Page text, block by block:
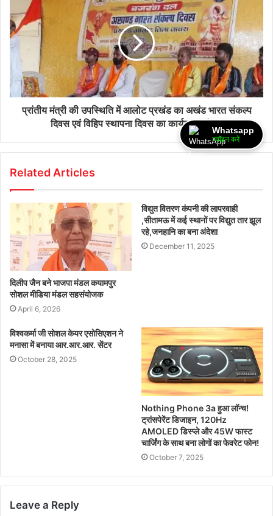
प्रांतीय मंत्री की उपस्थिति में आलोट प्रखंड का अखंड भारत संकल्प
दिवस एवं विहिप स्थापना दिवस का कार्यक्रम संपन्न
Related Articles
दिलीप जैन बने भाजपा मंडल कयामपुर
सोशल मीडिया मंडल सहसंयोजक
April 6, 2026
विद्युत वितरण कंपनी की लापरवाही
,सीतामऊ में कई स्थानों पर विद्युत तार झूल
रहे,जनहानि का बना अंदेशा
December 11, 2025
विश्वकर्मा जी सोशल केयर एसोसिएशन ने
मनासा में बनाया आर.आर.आर. सेंटर
October 28, 2025
Nothing Phone 3a हुआ लॉन्च!
ट्रांसपेरेंट डिजाइन, 120Hz
AMOLED डिस्प्ले और 45W फास्ट
चार्जिंग के साथ बना लोगों का फेवरेट फोन!
October 7, 2025
Leave a Reply
Whatsapp
ज्वॉइन करें